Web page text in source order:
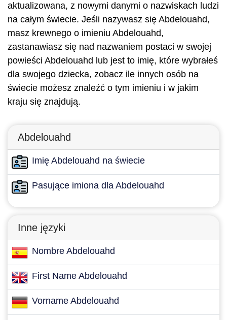
aktualizowana, z nowymi danymi o nazwiskach ludzi
na całym świecie. Jeśli nazywasz się Abdelouahd,
masz krewnego o imieniu Abdelouahd,
zastanawiasz się nad nazwaniem postaci w swojej
powieści Abdelouahd lub jest to imię, które wybrałeś
dla swojego dziecka, zobacz ile innych osób na
świecie możesz znaleźć o tym imieniu i w jakim
kraju się znajdują.
Abdelouahd
Imię Abdelouahd na świecie
Pasujące imiona dla Abdelouahd
Inne języki
Nombre Abdelouahd
First Name Abdelouahd
Vorname Abdelouahd